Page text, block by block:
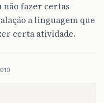
não fazer certas
a linguagem que
certa atividade.